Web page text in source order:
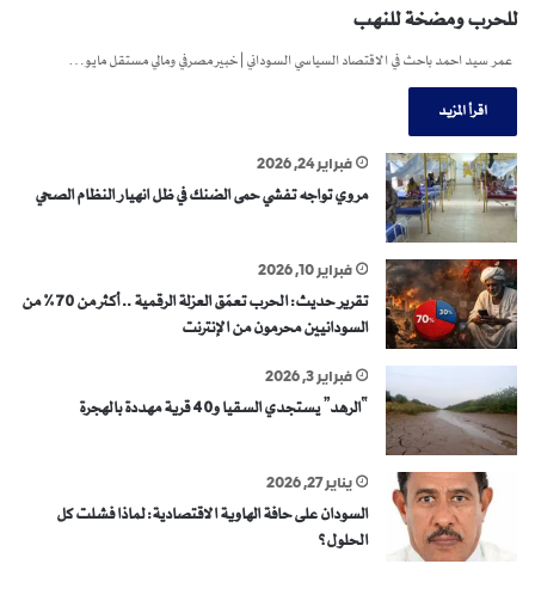
للحرب ومضخة للنهب
عمر سيد احمد باحث في الاقتصاد السياسي السوداني | خبير مصرفي ومالي مستقل مايو…
اقرأ المزيد
فبراير 24, 2026
مروي تواجه تفشي حمى الضنك في ظل انهيار النظام الصحي
فبراير 10, 2026
تقرير حديث: الحرب تعمّق العزلة الرقمية .. أكثر من 70% من
السودانيين محرمون من الإنترنت
فبراير 3, 2026
“الرهد” يستجدي السقيا و40 قرية مهددة بالهجرة
يناير 27, 2026
السودان على حافة الهاوية الاقتصادية: لماذا فشلت كل
الحلول؟